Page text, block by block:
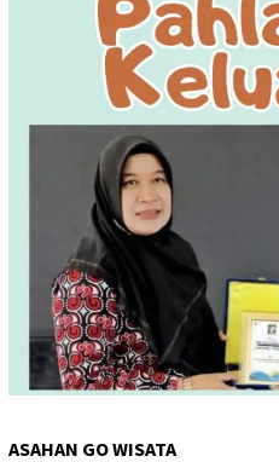
ASAHAN GO WISATA